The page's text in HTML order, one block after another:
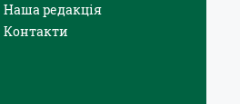
Наша редакція
Контакти